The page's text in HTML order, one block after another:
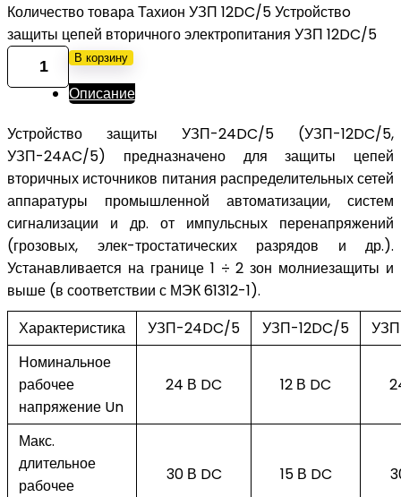
Количество товара Тахион УЗП 12DC/5 Устройствo
защиты цепей вторичного электропитания УЗП 12DC/5
В корзину
Описание
Устройство защиты УЗП-24DC/5 (УЗП-12DC/5,
УЗП-24AC/5) предназначено для защиты цепей
вторичных источников питания распределительных сетей
аппаратуры промышленной автоматизации, систем
сигнализации и др. от импульсных перенапряжений
(грозовых, элек-тростатических разрядов и др.).
Устанавливается на границе 1 ÷ 2 зон молниезащиты и
выше (в соответствии с МЭК 61312-1).
Характеристика
УЗП-24DC/5 УЗП-12DC/5
Номинальное
рабочее
напряжение Un
24 В DC 12 В DC
Макс.
длительное
рабочее
30 В DC 15 В DC